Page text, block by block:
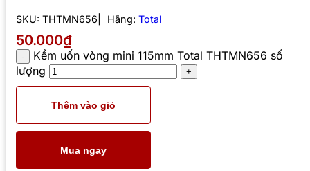
SKU: THTMN656 Hãng: Total
50.000₫
Kềm uốn vòng mini 115mm Total THTMN656 số
lượng
Thêm vào giỏ
Mua ngay